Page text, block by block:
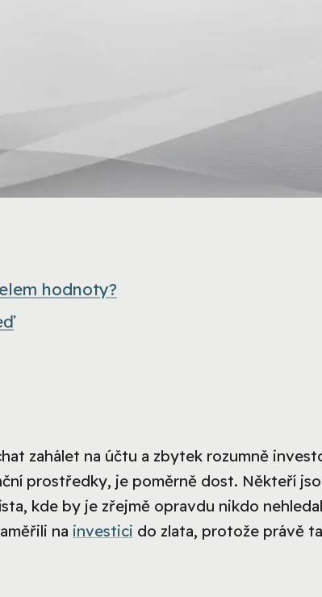
hodnoty?
zahálet na účtu a zbytek rozumně
prostředky, je poměrně dost. Někteří
kde by je zřejmě opravdu nikdo
na investici do zlata, protože právě